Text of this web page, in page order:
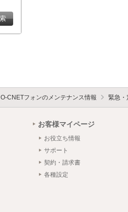
O-CNETフォンのメンテナンス情報 緊急・
お客様マイページ
お役立ち情報
サポート
契約・請求書
各種設定